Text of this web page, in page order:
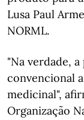
Lusa Paul
NORML.
"Na verdade,
convencional
medicinal",
Organização